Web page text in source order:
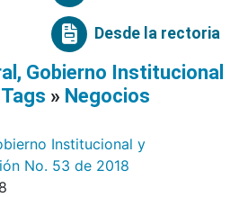
Desde la rectoria
Gobierno Institucional
Tags » Negocios
Institucional y
No. 53 de 2018